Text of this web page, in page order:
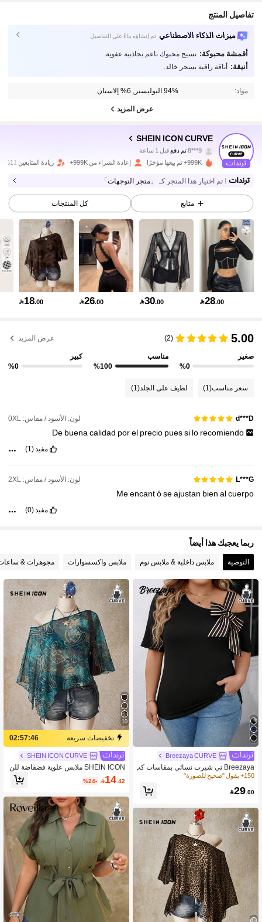
تفاصيل المنتج
ميزات الذكاء الاصطناعي تم إنشاؤه بناءً على التفاصيل
أقمشة محبوكة: نسيج محبوك ناعم بجاذبية عفوية.
أنيقة: أناقة راقية بسحر خالد.
مواد: 94% البوليستر, 6% إلاستان
عرض المزيد
SHEIN ICON CURVE
9***8
تم دفعقبل 1 ساعة
e***6تمت متابعةقبل 2 ساعة
400K متابعون
400K متابعون
400K متابعون
4.86 400K متابعون
4.86
999K+ تم بيعها مؤخرًا إعادة الشراء من 999K+ زيادة المتابعين 11%
تم اختيار هذا المتجر كـ 「متجر التوجهات」
متابع كل المنتجات
28.00
30.00
26.00
18.00
5.00
(2) عرض المزيد
صغير
%0
مناسب
%100
كبير
%0
سعر مناسب(1) لطيف على الجلد(1)
d***D لون: الأسود / مقاس: 0XL
De buenacalidad porel precio puessi lo recomiendo
مفيد(1)
L***G لون: الأسود / مقاس: 2XL
Meencantóseajustan bien alcuerpo
مفيد(0)
ربما يعجبك هذا أيضاً
التوصية ملابس داخلية & ملابس نوم ملابس واكسسوارات مجوهرات &
Breezaya CURVE
Breezaya تي شيرت نسائي بمقاسات كب
يرة للصيف بتصميم خطوط ذات عقدة عن
150+ يقول "صحيح للصورة"
29.00
10
تخفيضات سريعة 02:57:46
SHEIN ICON CURVE
SHEIN ICON ملابس علوية فضفاضة للن
ساء بمقاس كبير بنمط بيزلي وياقة غير م
تماثلة وأكمام خفاشية
14.42
%24-